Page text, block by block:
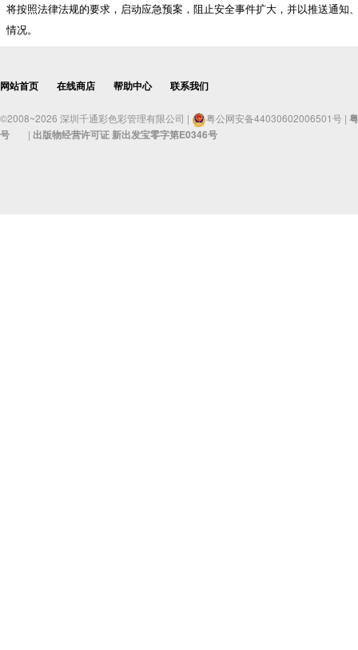
将按照法律法规的要求，启动应急预案，阻止安全事件扩大，并以推送通
情况。
网站首页 在线商店 帮助中心 联系我们
©2008~2026 深圳千通彩色彩管理有限公司 | 粤公网安备44030602006501号 |
号
| 出版物经营许可证 新出发宝零字第E0346号